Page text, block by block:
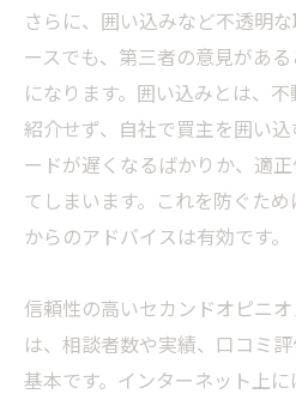
さらに、囲い込みなど不透明
ースでも、第三者の意見があ
になります。囲い込みとは、
紹介せず、自社で買主を囲い
ードが遅くなるばかりか、適
てしまいます。これを防ぐた
からのアドバイスは有効です。
信頼性の高いセカンドオピニ
は、相談者数や実績、口コミ
基本です。インターネット上